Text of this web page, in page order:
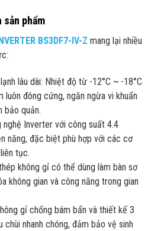
phẩm
BS3DF7-IV-Z mang lại nhiều
lâu dài: Nhiệt độ từ -12°C ~ -18°C
đông cứng, ngăn ngừa vi khuẩn
bảo quản.
nghệ Inverter với công suất 4.4
năng, đặc biệt phù hợp với các cơ
tục.
không gỉ có thể dùng làm bàn sơ
không gian và công năng trong gian
gỉ chống bám bẩn và thiết kế 3
nhanh chóng, đảm bảo vệ sinh